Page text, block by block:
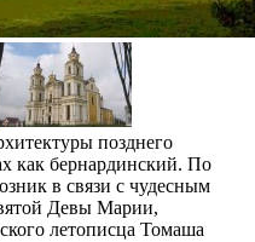
позднего
как бернардинский. По
в связи с чудесным
Девы Марии,
летописца Томаша